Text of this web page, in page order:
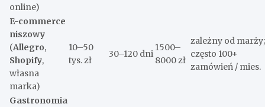
online)
E-commerce
niszowy
(Allegro,
Shopify,
własna
marka)
10–50
tys. zł
30–120 dni
1500–
8000 zł
zależny od marży;
często 100+
zamówień / mies.
Gastronomia